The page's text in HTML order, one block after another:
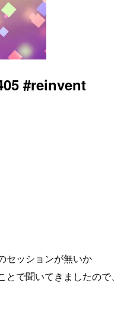
#reinvent
セッションが無いか
で聞いてきましたので、